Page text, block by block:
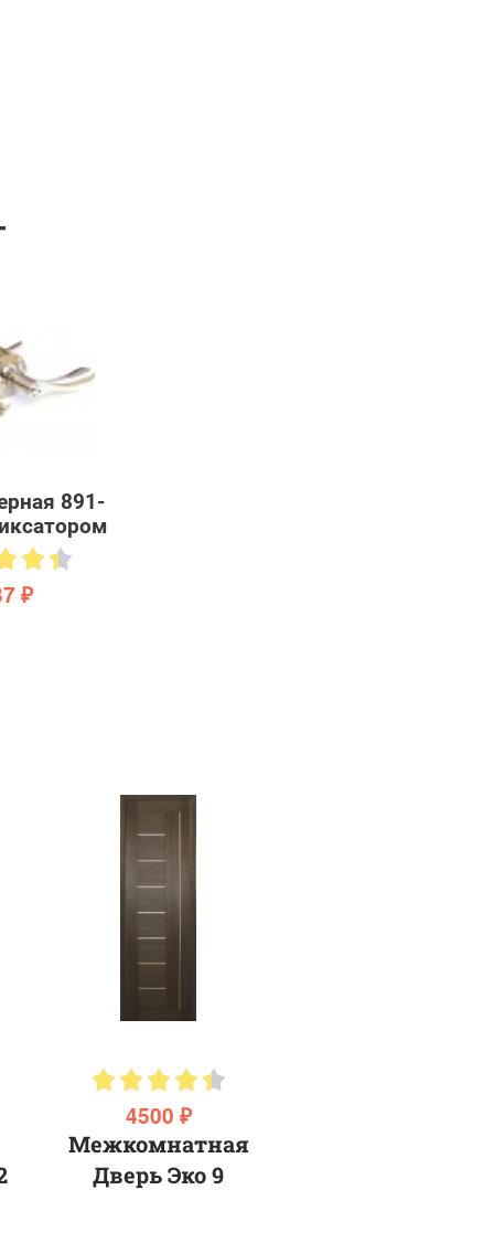
891-
₽
4500 ₽
Межкомнатная
Дверь Эко 9